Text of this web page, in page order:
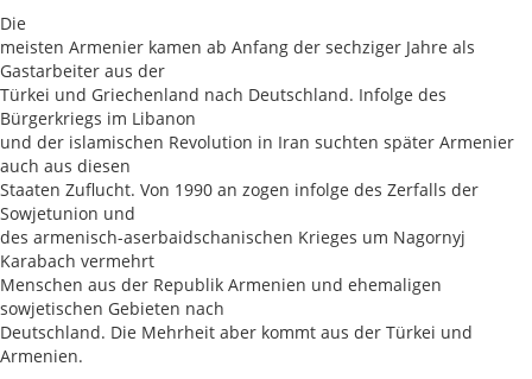
Die
meisten Armenier kamen ab Anfang der sechziger Jahre als
Gastarbeiter aus der
Türkei und Griechenland nach Deutschland. Infolge des
Bürgerkriegs im Libanon
und der islamischen Revolution in Iran suchten später Armenier
auch aus diesen
Staaten Zuflucht. Von 1990 an zogen infolge des Zerfalls der
Sowjetunion und
des armenisch-aserbaidschanischen Krieges um Nagornyj
Karabach vermehrt
Menschen aus der Republik Armenien und ehemaligen
sowjetischen Gebieten nach
Deutschland. Die Mehrheit aber kommt aus der Türkei und
Armenien.